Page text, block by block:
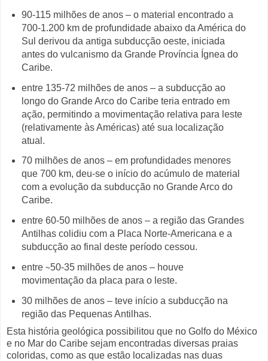
90-115 milhões de anos – o material encontrado a
700-1.200 km de profundidade abaixo da América do
Sul derivou da antiga subducção oeste, iniciada
antes do vulcanismo da Grande Província Ígnea do
Caribe.
entre 135-72 milhões de anos – a subducção ao
longo do Grande Arco do Caribe teria entrado em
ação, permitindo a movimentação relativa para leste
(relativamente às Américas) até sua localização
atual.
70 milhões de anos – em profundidades menores
que 700 km, deu-se o início do acúmulo de material
com a evolução da subducção no Grande Arco do
Caribe.
entre 60-50 milhões de anos – a região das Grandes
Antilhas colidiu com a Placa Norte-Americana e a
subducção ao final deste período cessou.
entre ∼50-35 milhões de anos – houve
movimentação da placa para o leste.
30 milhões de anos – teve início a subducção na
região das Pequenas Antilhas.
Esta história geológica possibilitou que no Golfo do México
e no Mar do Caribe sejam encontradas diversas praias
coloridas, como as que estão localizadas nas duas